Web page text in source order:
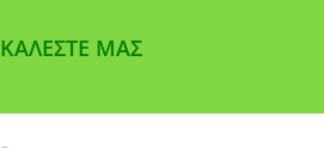
ΚΑΛΕΣΤΕ ΜΑΣ